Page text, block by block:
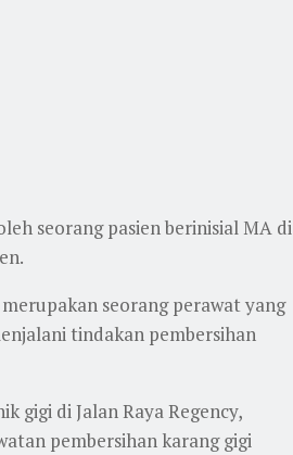
seorang pasien berinisial MA di
seorang perawat yang
tindakan pembersihan
gigi di Jalan Raya Regency,
pembersihan karang gigi